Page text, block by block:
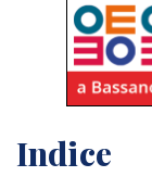
Indice